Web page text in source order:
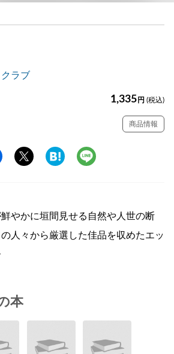
ラブ
1,335 円 (税込)
商品情報
やかに垣間見せる自然や人世の断
人々から厳選した佳品を収めたエッ
本